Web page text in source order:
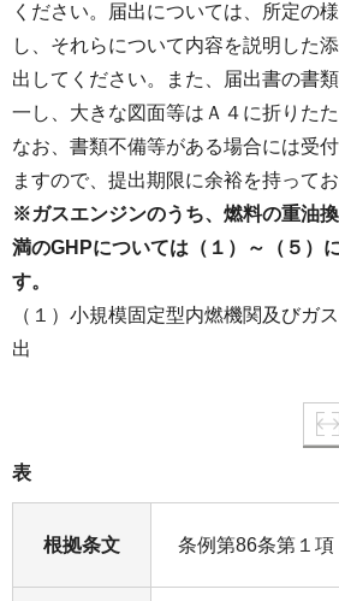
ください。届出については、所定の
し、それらについて内容を説明した
出してください。また、届出書の書
一し、大きな図面等はＡ４に折りたた
なお、書類不備等がある場合には受
ますので、提出期限に余裕を持ってお
※ガスエンジンのうち、燃料の重油
満のGHPについては（１）～（５）
す。
（１）小規模固定型内燃機関及びガ
出
表
根拠条文 条例第86条第１項